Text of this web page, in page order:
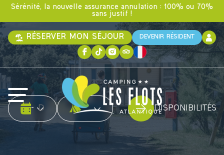
Sérénité, la nouvelle assurance annulation : 100% ou 70%
sans justif !
RÉSERVER MON SÉJOUR DEVENIR RÉSIDENT
Date d'arrivée
-Date de départType d'hébergementDISPONIBILITÉS